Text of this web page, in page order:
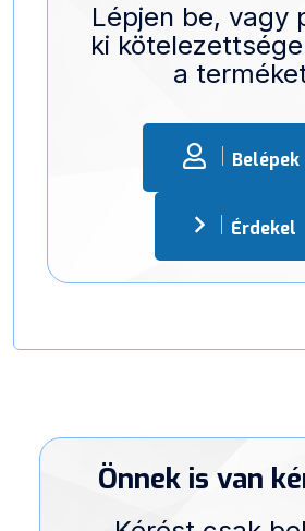
Lépjen be, vagy
ki
a
Belépek
Érdekel
Önnek is van